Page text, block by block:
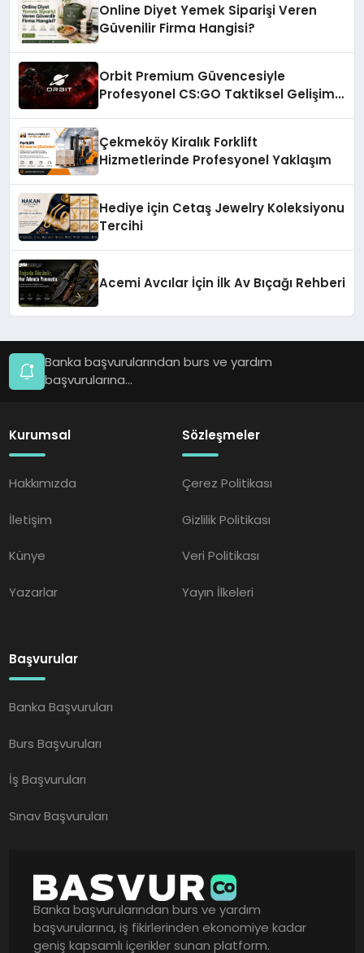
Online Diyet Yemek Siparişi Veren
Güvenilir Firma Hangisi?
Orbit Premium Güvencesiyle
Profesyonel CS:GO Taktiksel Gelişim
Çekmeköy Kiralık Forklift
Hizmetlerinde Profesyonel Yaklaşım
Hediye için Cetaş Jewelry Koleksiyonu
Tercihi
Acemi Avcılar İçin İlk Av Bıçağı Rehberi
Banka başvurularından burs ve yardım
başvurularına...
Kurumsal
Hakkımızda
İletişim
Künye
Yazarlar
Sözleşmeler
Çerez Politikası
Gizlilik Politikası
Veri Politikası
Yayın İlkeleri
Başvurular
Banka Başvuruları
Burs Başvuruları
İş Başvuruları
Sınav Başvuruları
Banka başvurularından burs ve yardım
başvurularına, iş fikirlerinden ekonomiye kadar
geniş kapsamlı içerikler sunan platform.